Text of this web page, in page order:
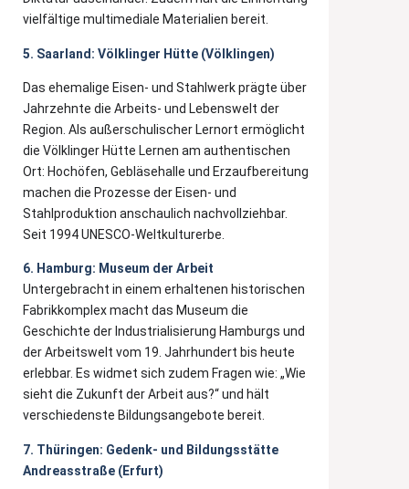
vielfältige multimediale Materialien bereit.
5. Saarland: Völklinger Hütte (Völklingen)
Das ehemalige Eisen- und Stahlwerk prägte über
Jahrzehnte die Arbeits- und Lebenswelt der
Region. Als außerschulischer Lernort ermöglicht
die Völklinger Hütte Lernen am authentischen
Ort: Hochöfen, Gebläsehalle und Erzaufbereitung
machen die Prozesse der Eisen- und
Stahlproduktion anschaulich nachvollziehbar.
Seit 1994 UNESCO-Weltkulturerbe.
6. Hamburg: Museum der Arbeit
Untergebracht in einem erhaltenen historischen
Fabrikkomplex macht das Museum die
Geschichte der Industrialisierung Hamburgs und
der Arbeitswelt vom 19. Jahrhundert bis heute
erlebbar. Es widmet sich zudem Fragen wie: „Wie
sieht die Zukunft der Arbeit aus?“ und hält
verschiedenste Bildungsangebote bereit.
7. Thüringen: Gedenk- und Bildungsstätte
Andreasstraße (Erfurt)